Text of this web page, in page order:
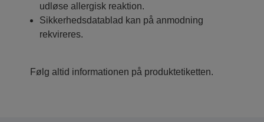
udløse allergisk reaktion.
Sikkerhedsdatablad kan på anmodning
rekvireres.
Følg altid informationen på produktetiketten.